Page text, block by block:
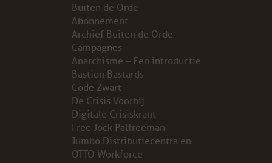
CODE ZWART
FREE JOCK PALFREEMAN
BUITEN DE ORDE
ABONNEMENT
Buiten de Orde
Abonnement
Archief Buiten de Orde
Campagnes
Anarchisme – Een introductie
Bastion Bastards
Code Zwart
De Crisis Voorbij
Digitale Crisiskrant
Free Jock Palfreeman
Jumbo Distributiecentra en
OTTO Workforce